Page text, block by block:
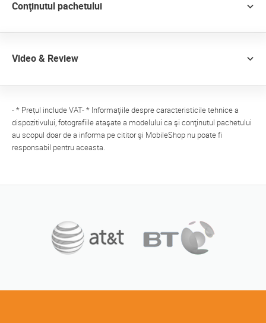
Conţinutul pachetului
Video & Review
- * Prețul include VAT- * Informaţiile despre caracteristicile tehnice a
dispozitivului, fotografiile ataşate a modelului ca şi conţinutul pachetului
au scopul doar de a informa pe cititor şi MobileShop nu poate fi
responsabil pentru aceasta.